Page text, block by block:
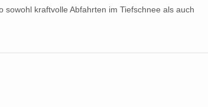
kraftvolle Abfahrten im Tiefschnee als auch